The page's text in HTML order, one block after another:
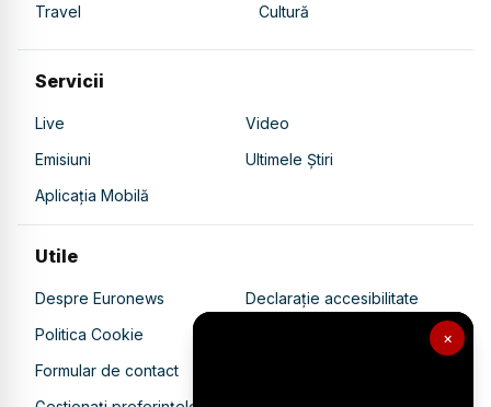
×
Travel
Cultură
Servicii
Live
Video
Emisiuni
Ultimele Știri
Aplicația Mobilă
Utile
Despre Euronews
Declarație accesibilitate
Politica Cookie
Politica de confidențialitate
Formular de contact